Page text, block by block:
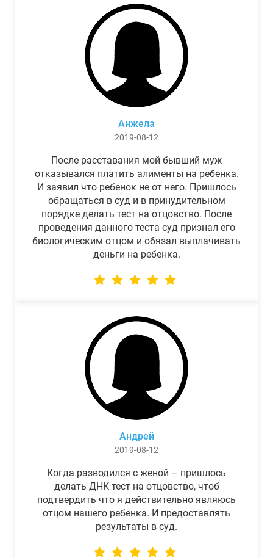
Анжела
2019-08-12
После расставания мой бывший муж
отказывался платить алименты на ребенка.
И заявил что ребенок не от него. Пришлось
обращаться в суд и в принудительном
порядке делать тест на отцовство. После
проведения данного теста суд признал его
биологическим отцом и обязал выплачивать
деньги на ребенка.
Андрей
2019-08-12
Когда разводился с женой – пришлось
делать ДНК тест на отцовство, чтоб
подтвердить что я действительно являюсь
отцом нашего ребенка. И предоставлять
результаты в суд.